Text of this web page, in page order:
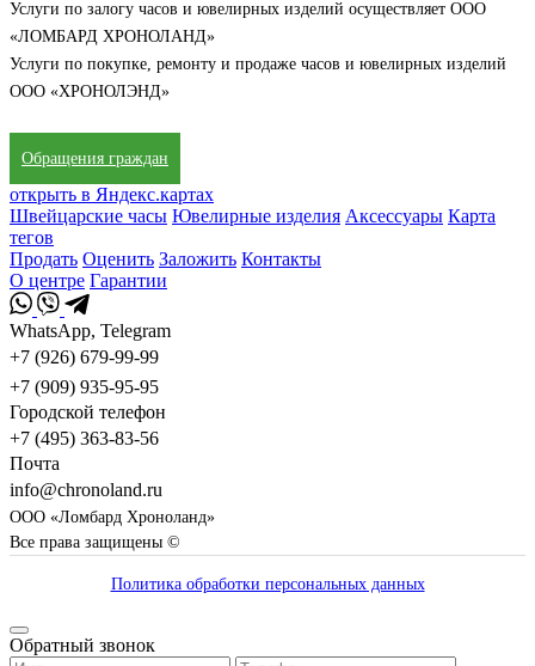
Услуги по залогу часов и ювелирных изделий осуществляет ООО
«ЛОМБАРД ХРОНОЛАНД»
Услуги по покупке, ремонту и продаже часов и ювелирных изделий
ООО «ХРОНОЛЭНД»
Обращения граждан
открыть в Яндекс.картах
Швейцарские часы Ювелирные изделия Аксессуары Карта
тегов
Продать Оценить Заложить Контакты
О центре Гарантии
WhatsApp, Telegram
+7 (926) 679-99-99
+7 (909) 935-95-95
Городской телефон
+7 (495) 363-83-56
Почта
info@chronoland.ru
ООО «Ломбард Хроноланд»
Все права защищены ©
Политика обработки персональных данных
Обратный звонок